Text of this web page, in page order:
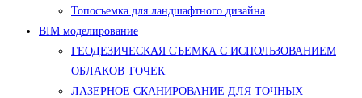
Топосъемка для ландшафтного дизайна
BIM моделирование
ГЕОДЕЗИЧЕСКАЯ СЪЕМКА С ИСПОЛЬЗОВАНИЕМ
ОБЛАКОВ ТОЧЕК
ЛАЗЕРНОЕ СКАНИРОВАНИЕ ДЛЯ ТОЧНЫХ